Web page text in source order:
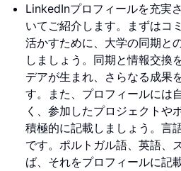
LinkedInプロフィールを充実
いてご紹介します。まずはコ
活かすために、大学の同期と
しましょう。同期と情報交換
デアが生まれ、さらなる成果
す。また、プロフィールには
く、参加したプロジェクトや
積極的に記載しましょう。言
です。ポルトガル語、英語、
ば、それをプロフィールに記